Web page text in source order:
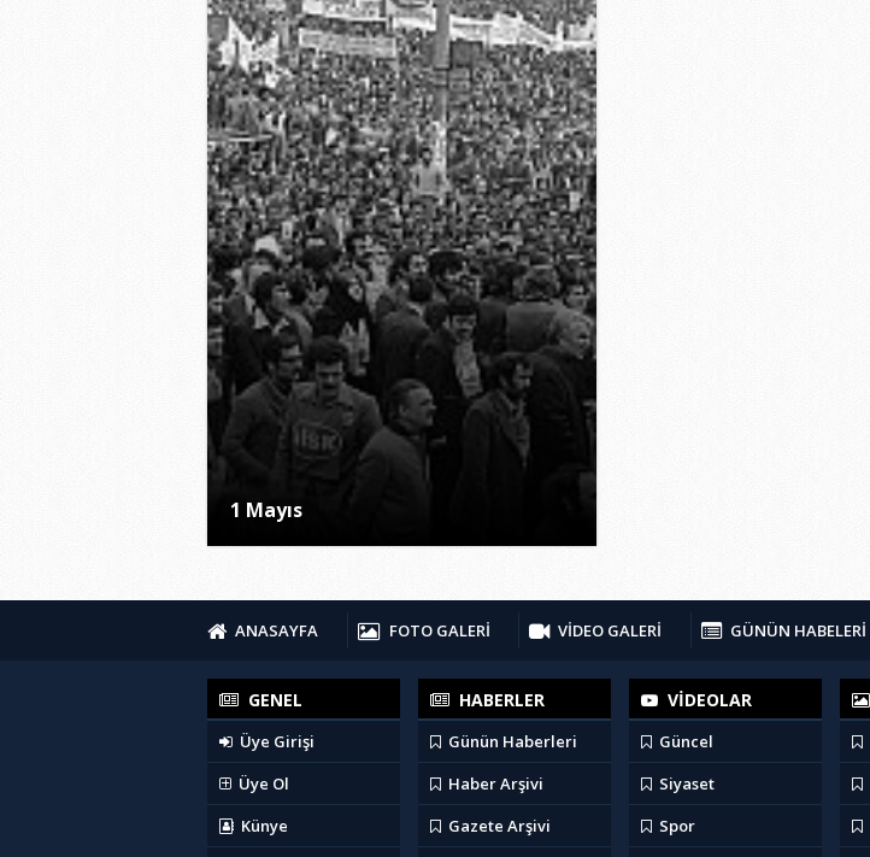
1 Mayıs
ANASAYFA FOTO GALERİ VİDEO GALERİ GÜNÜN HABELERİ
GENEL
Üye Girişi
Üye Ol
Künye
HABERLER
Günün Haberleri
Haber Arşivi
Gazete Arşivi
VİDEOLAR
Güncel
Siyaset
Spor